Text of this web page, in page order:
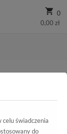
0
0,00 zł
świadczenia
do